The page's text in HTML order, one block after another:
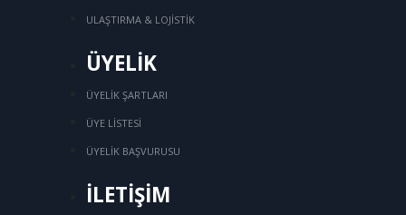
ULAŞTIRMA & LOJİSTİK
ÜYELİK
ÜYELİK ŞARTLARI
ÜYE LİSTESİ
ÜYELİK BAŞVURUSU
İLETİŞİM